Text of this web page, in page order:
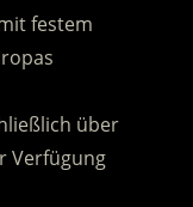
festem
über
Verfügung